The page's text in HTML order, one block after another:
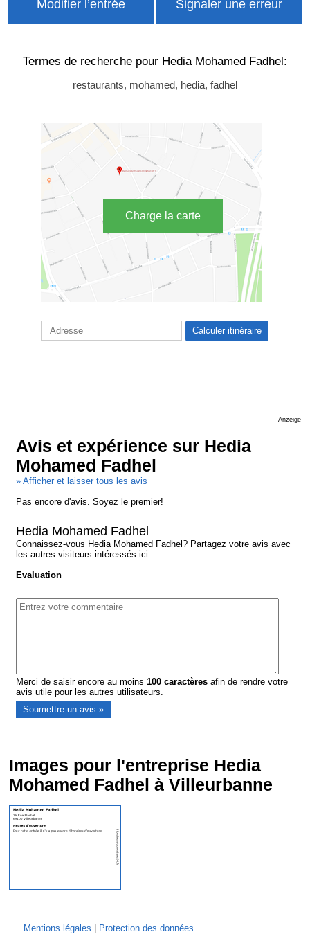
Modifier l’entrée Signaler une erreur
Termes de recherche pour Hedia Mohamed Fadhel:
restaurants, mohamed, hedia, fadhel
Charge la carte
Anzeige
Avis et expérience sur Hedia
Mohamed Fadhel
» Afficher et laisser tous les avis
Pas encore d'avis. Soyez le premier!
Hedia Mohamed Fadhel
Connaissez-vous Hedia Mohamed Fadhel? Partagez votre avis avec
les autres visiteurs intéressés ici.
Evaluation
Merci de saisir encore au moins100 caractères afin de rendre votre
avis utile pour les autres utilisateurs.
Images pour l'entreprise Hedia
Mohamed Fadhel à Villeurbanne
Mentions légales
Protection des données